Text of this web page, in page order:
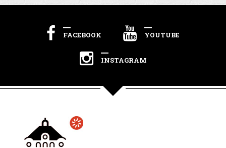
FACEBOOK YOUTUBE
INSTAGRAM